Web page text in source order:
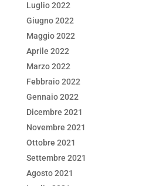
Luglio 2022
Giugno 2022
Maggio 2022
Aprile 2022
Marzo 2022
Febbraio 2022
Gennaio 2022
Dicembre 2021
Novembre 2021
Ottobre 2021
Settembre 2021
Agosto 2021